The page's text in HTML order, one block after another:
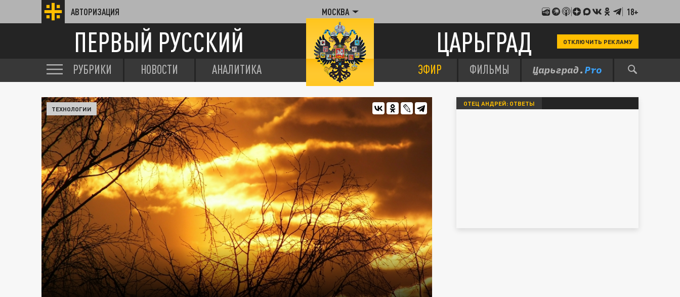
АВТОРИЗАЦИЯ МОСКВА 18+
ПЕРВЫЙ РУССКИЙ ЦАРЬГРАД ОТКЛЮЧИТЬ РЕКЛАМУ
РУБРИКИ НОВОСТИ АНАЛИТИКА ЭФИР ФИЛЬМЫ
ТЕХНОЛОГИИ
ОТЕЦ АНДРЕЙ: ОТВЕТЫ